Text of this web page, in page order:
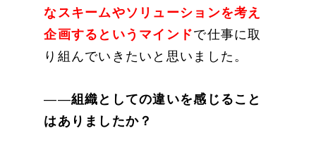
なスキームやソリューションを考え
企画するというマインドで仕事に取
り組んでいきたいと思いました。
――組織としての違いを感じること
はありましたか？